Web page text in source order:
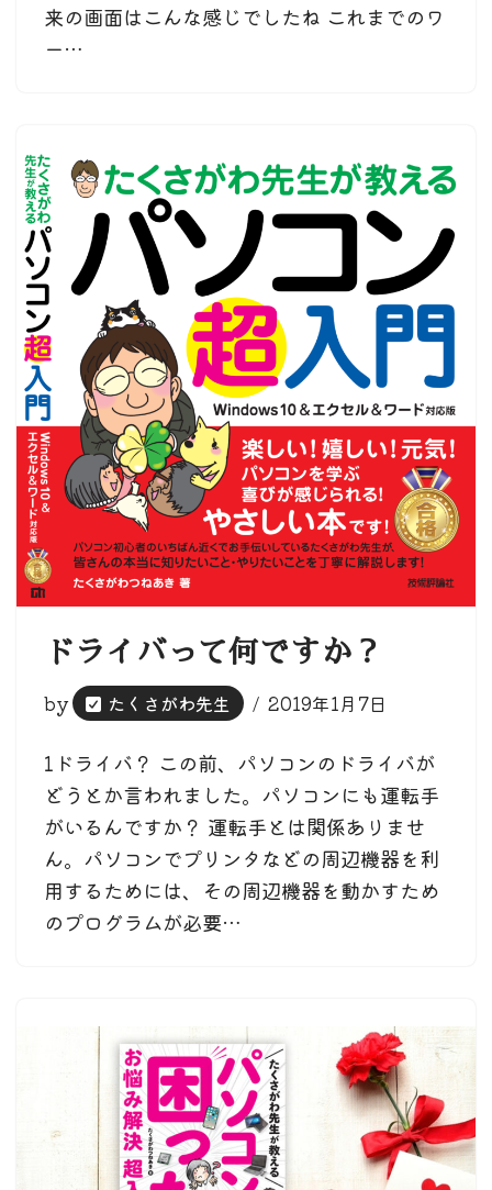
来の画面はこんな感じでしたね これまでのワ
ー…
ドライバって何ですか？
by たくさがわ先生 2019年1月7日
1ドライバ？ この前、パソコンのドライバが
どうとか言われました。パソコンにも運転手
がいるんですか？ 運転手とは関係ありませ
ん。パソコンでプリンタなどの周辺機器を利
用するためには、その周辺機器を動かすため
のプログラムが必要…